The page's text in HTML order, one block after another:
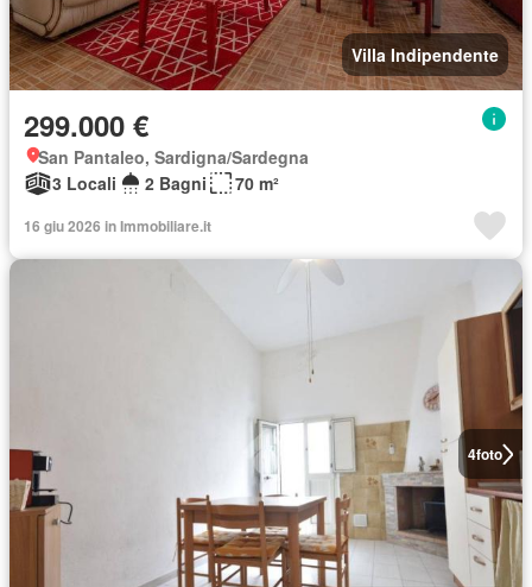
Villa Indipendente
299.000 €
San Pantaleo, Sardigna/Sardegna
3 Locali
2 Bagni 70 m²
16 giu 2026 in Immobiliare.it
4foto